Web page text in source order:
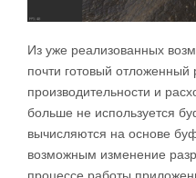
Из уже реализованных
почти готовый
производительности и
больше не используется
вычисляются на основе
возможным изменение